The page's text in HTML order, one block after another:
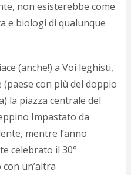
non esisterebbe come
e biologi di qualunque
(anche!) a Voi leghisti,
(paese con più del doppio
la piazza centrale del
Impastato da
mentre l’anno
celebrato il 30°
un’altra